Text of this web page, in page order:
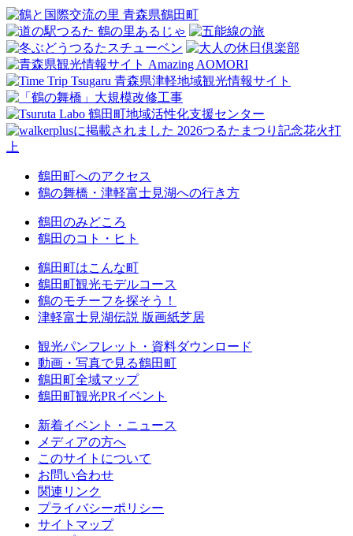
鶴田町へのアクセス
鶴の舞橋・津軽富士見湖への行き方
鶴田のみどころ
鶴田のコト・ヒト
鶴田町はこんな町
鶴田町観光モデルコース
鶴のモチーフを探そう！
津軽富士見湖伝説 版画紙芝居
観光パンフレット・資料ダウンロード
動画・写真で見る鶴田町
鶴田町全域マップ
鶴田町観光PRイベント
新着イベント・ニュース
メディアの方へ
このサイトについて
お問い合わせ
関連リンク
プライバシーポリシー
サイトマップ